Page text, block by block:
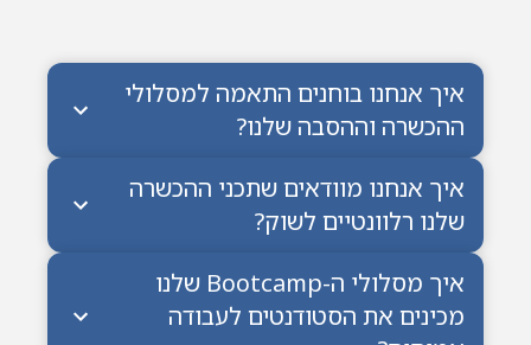
איך אנחנו בוחנים התאמה למסלולי
ההכשרה וההסבה שלנו?
איך אנחנו מוודאים שתכני ההכשרה
שלנו רלוונטיים לשוק?
איך מסלולי ה-Bootcamp שלנו
מכינים את הסטודנטים לעבודה